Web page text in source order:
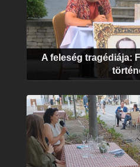
A feleség tragédiája: